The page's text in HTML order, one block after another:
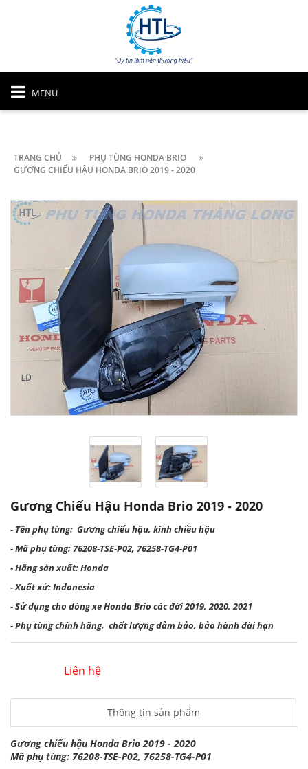
MENU
TRANG CHỦ
PHỤ TÙNG HONDA BRIO
GƯƠNG CHIẾU HẬU HONDA BRIO 2019 - 2020
Gương Chiếu Hậu Honda Brio 2019 - 2020
- Tên phụ tùng: Gương chiếu hậu, kính chiều hậu
- Mã phụ tùng: 76208-TSE-P02, 76258-TG4-P01
- Hãng sản xuất: Honda
- Xuất xử: Indonesia
- Sử dụng cho dòng xe Honda Brio các đời 2019, 2020, 2021
- Phụ tùng chính hãng, chất lượng đảm bảo, bảo hành dài hạn
Liên hệ
Thông tin sản phẩm
Gương chiếu hậu Honda Brio 2019 - 2020
Mã phụ tùng: 76208-TSE-P02, 76258-TG4-P01